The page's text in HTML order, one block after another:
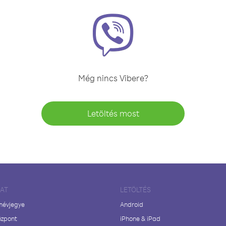
Még nincs Vibere?
Letöltés most
LETÖLTÉS
Android
iPhone & iPad